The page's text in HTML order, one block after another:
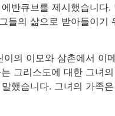
반큐브를 제시했습니다.
들의 삶으로 받아들이기
의 이모와 삼촌에서 이
그리스도에 대한 그녀
했습니다. 그녀의 가족